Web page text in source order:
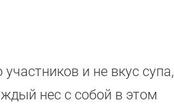
и не вкус супа,
нес с собой в этом